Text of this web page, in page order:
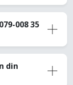
008 35
din